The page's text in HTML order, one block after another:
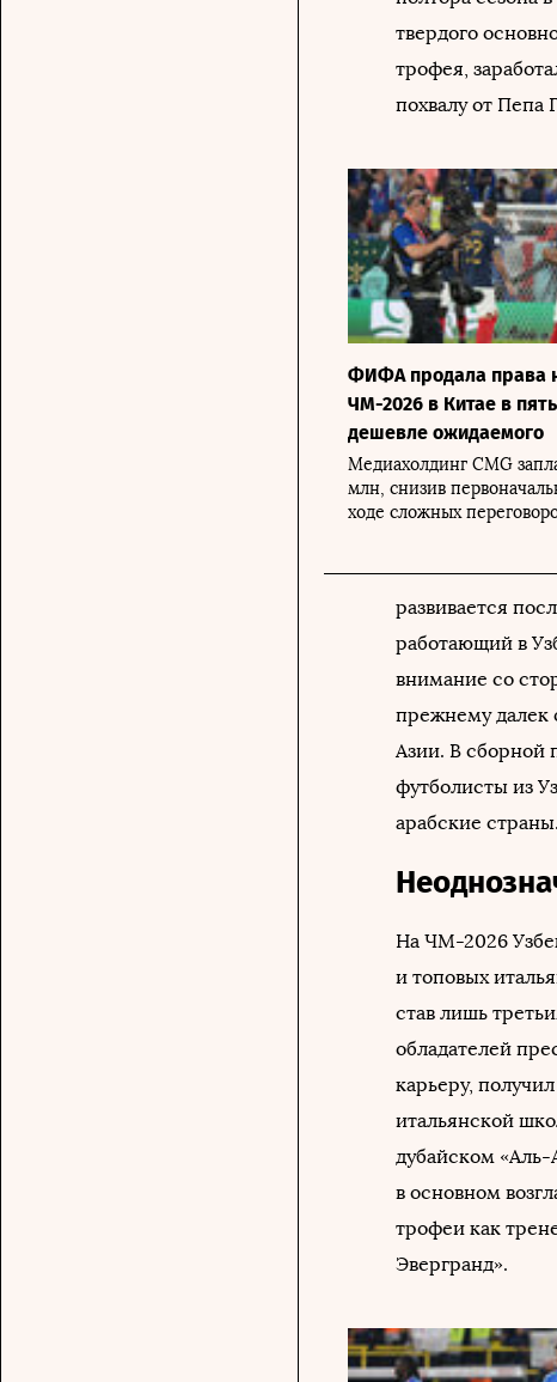
твердого
трофея,
похвалу от Пепа
ФИФА продала права
ЧМ-2026 в Китае в
дешевле ожидаемого
Медиахолдинг CMG
млн, снизив
ходе сложных
развивается
работающий в
внимание со
прежнему далек
Азии. В сборной
футболисты из
арабские
На ЧМ-2026
и топовых
став лишь
обладателей
карьеру,
итальянской
дубайском «Аль-
в основном
трофеи как
Эвергранд».